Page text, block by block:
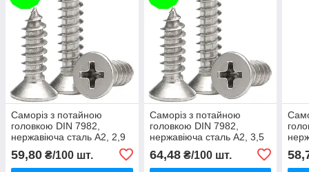
Саморіз з потайною
головкою DIN 7982,
нержавіюча сталь А2, 2,9
59,80 ₴/100 шт.
Саморіз з потайною
головкою DIN 7982,
нержавіюча сталь А2, 3,5
64,48₴/100 шт.